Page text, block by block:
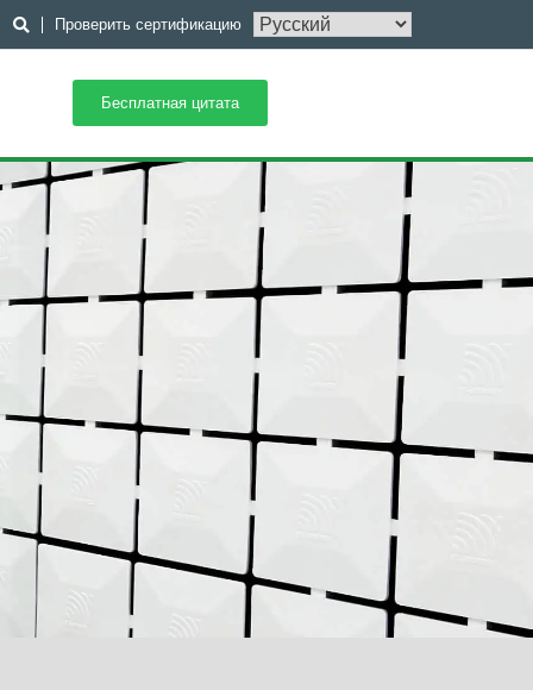
Проверить сертификацию
Бесплатная цитата